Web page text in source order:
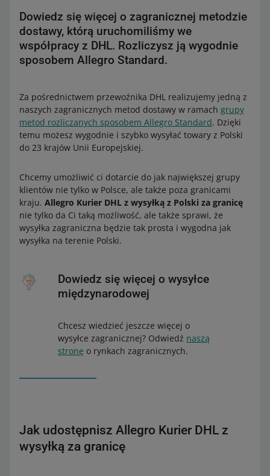
Dowiedz się więcej o zagranicznej metodzie
dostawy, którą uruchomiliśmy we
współpracy z DHL. Rozliczysz ją wygodnie
sposobem Allegro Standard.
Za pośrednictwem przewoźnika DHL realizujemy jedną z
naszych zagranicznych metod dostawy w ramach grupy
metod rozliczanych sposobem Allegro Standard. Dzięki
temu możesz wygodnie i szybko wysyłać towary z Polski
do 23 krajów Unii Europejskiej.
Chcemy umożliwić ci dotarcie do jak największej grupy
klientów nie tylko w Polsce, ale także poza granicami
kraju. Allegro Kurier DHL z wysyłką z Polski za granicę
nie tylko da Ci taką możliwość, ale także sprawi, że
wysyłka zagraniczna będzie tak prosta i wygodna jak
wysyłka na terenie Polski.
Dowiedz się więcej o wysyłce
międzynarodowej
Chcesz wiedzieć jeszcze więcej o
wysyłce zagranicznej? Odwiedź naszą
stronę o rynkach zagranicznych.
Jak udostępnisz Allegro Kurier DHL z
wysyłką za granicę